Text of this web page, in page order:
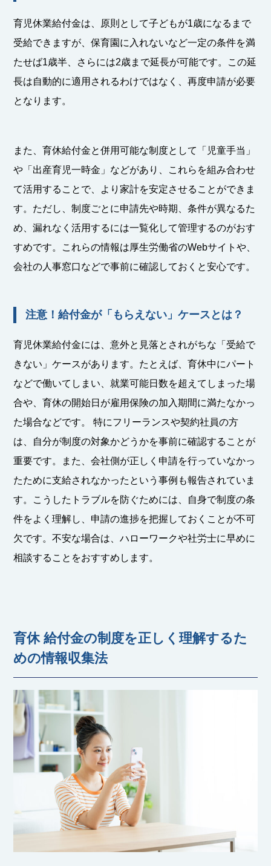
育児休業給付金は、原則として子どもが1歳になるまで
受給できますが、保育園に入れないなど一定の条件を満
たせば1歳半、さらには2歳まで延長が可能です。この延
長は自動的に適用されるわけではなく、再度申請が必要
となります。
また、育休給付金と併用可能な制度として「児童手当」
や「出産育児一時金」などがあり、これらを組み合わせ
て活用することで、より家計を安定させることができま
す。ただし、制度ごとに申請先や時期、条件が異なるた
め、漏れなく活用するには一覧化して管理するのがおす
すめです。これらの情報は厚生労働省のWebサイトや、
会社の人事窓口などで事前に確認しておくと安心です。
注意！給付金が「もらえない」ケースとは？
育児休業給付金には、意外と見落とされがちな「受給で
きない」ケースがあります。たとえば、育休中にパート
などで働いてしまい、就業可能日数を超えてしまった場
合や、育休の開始日が雇用保険の加入期間に満たなかっ
た場合などです。 特にフリーランスや契約社員の方
は、自分が制度の対象かどうかを事前に確認することが
重要です。また、会社側が正しく申請を行っていなかっ
たために支給されなかったという事例も報告されていま
す。こうしたトラブルを防ぐためには、自身で制度の条
件をよく理解し、申請の進捗を把握しておくことが不可
欠です。不安な場合は、ハローワークや社労士に早めに
相談することをおすすめします。
育休 給付金の制度を正しく理解するた
めの情報収集法